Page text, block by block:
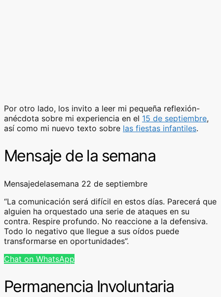
Por otro lado, los invito a leer mi pequeña reflexión-
anécdota sobre mi experiencia en el 15 de septiembre,
así como mi nuevo texto sobre las fiestas infantiles.
Mensaje de la semana
Mensajedelasemana 22 de septiembre
“La comunicación será difícil en estos días. Parecerá que
alguien ha orquestado una serie de ataques en su
contra. Respire profundo. No reaccione a la defensiva.
Todo lo negativo que llegue a sus oídos puede
transformarse en oportunidades”.
Chat on WhatsApp
Permanencia Involuntaria